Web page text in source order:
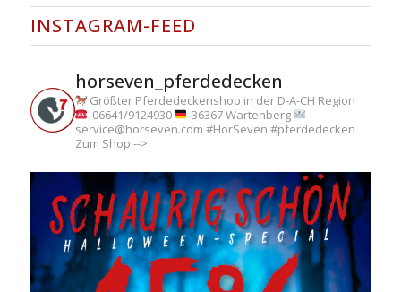
INSTAGRAM-FEED
horseven_pferdedecken
Größter Pferdedeckenshop in der D-A-CH Region
06641/9124930
36367 Wartenberg
service@horseven.com #HorSeven #pferdedecken
Zum Shop -->